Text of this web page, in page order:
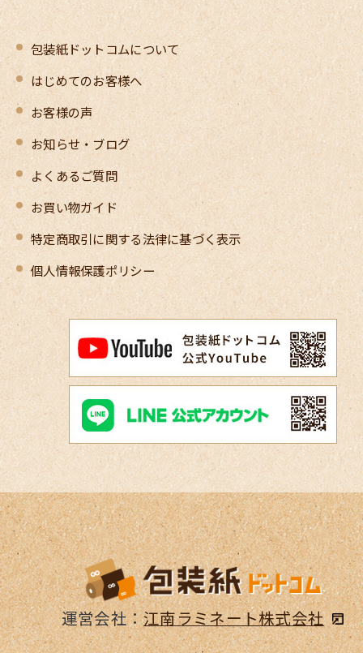
包装紙ドットコムについて
はじめてのお客様へ
お客様の声
お知らせ・ブログ
よくあるご質問
お買い物ガイド
特定商取引に関する法律に基づく表示
個人情報保護ポリシー
運営会社：江南ラミネート株式会社